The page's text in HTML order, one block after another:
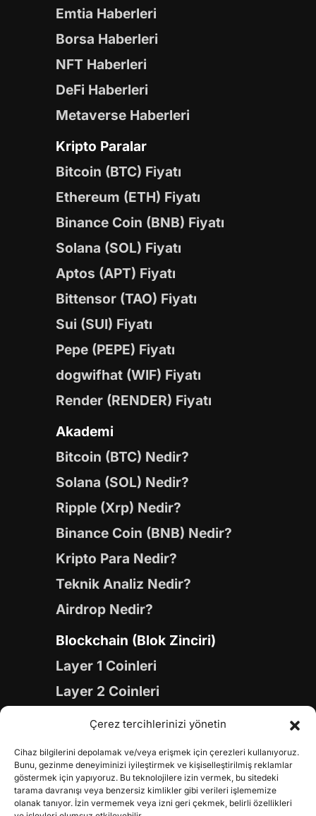
Çerez tercihlerinizi yönetin
Cihaz bilgilerini depolamak ve/veya erişmek için çerezleri kullanıyoruz.
Bunu, gezinme deneyiminizi iyileştirmek ve kişiselleştirilmiş reklamlar
göstermek için yapıyoruz. Bu teknolojilere izin vermek, bu sitedeki
tarama davranışı veya benzersiz kimlikler gibi verileri işlememize
olanak tanıyor. İzin vermemek veya izni geri çekmek, belirli özellikleri
Emtia Haberleri
Borsa Haberleri
NFT Haberleri
DeFi Haberleri
Metaverse Haberleri
Kripto Paralar
Bitcoin (BTC) Fiyatı
Ethereum (ETH) Fiyatı
Binance Coin (BNB) Fiyatı
Solana (SOL) Fiyatı
Aptos (APT) Fiyatı
Bittensor (TAO) Fiyatı
Sui (SUI) Fiyatı
Pepe (PEPE) Fiyatı
dogwifhat (WIF) Fiyatı
Render (RENDER) Fiyatı
Akademi
Bitcoin (BTC) Nedir?
Solana (SOL) Nedir?
Ripple (Xrp) Nedir?
Binance Coin (BNB) Nedir?
Kripto Para Nedir?
Teknik Analiz Nedir?
Airdrop Nedir?
Blockchain (Blok Zinciri)
Layer 1 Coinleri
Layer 2 Coinleri
Yapay Zeka (AI) Coinleri
Gaming Coinleri
RWA Coinleri